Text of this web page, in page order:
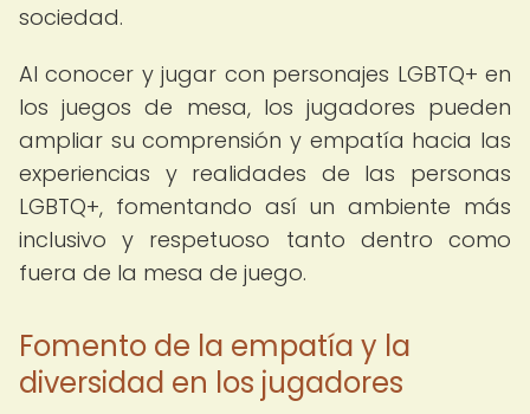
sociedad.
Al conocer y jugar con personajes LGBTQ+ en
los juegos de mesa, los jugadores pueden
ampliar su comprensión y empatía hacia las
experiencias y realidades de las personas
LGBTQ+, fomentando así un ambiente más
inclusivo y respetuoso tanto dentro como
fuera de la mesa de juego.
Fomento de la empatía y la
diversidad en los jugadores